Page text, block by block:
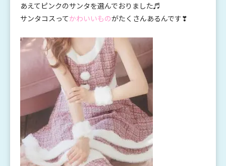
あえてピンクのサンタを選んでおりました♬
サンタコスってかわいいものがたくさんあるんです❣